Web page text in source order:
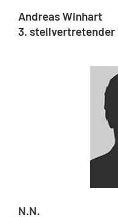
Andreas Winhart
3. stellvertretender
N.N.